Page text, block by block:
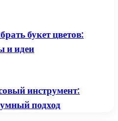
букет цветов:
и идеи
инструмент:
подход